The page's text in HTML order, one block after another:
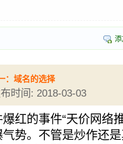
：域名的选择
时间: 2018-03-03
红的事件“天价网络
势。不管是炒作还